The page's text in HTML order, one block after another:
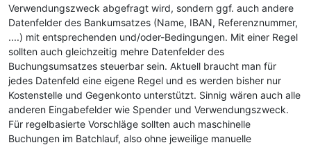
Verwendungszweck abgefragt wird, sondern ggf. auch andere
Datenfelder des Bankumsatzes (Name, IBAN, Referenznummer,
....) mit entsprechenden und/oder-Bedingungen. Mit einer Regel
sollten auch gleichzeitig mehre Datenfelder des
Buchungsumsatzes steuerbar sein. Aktuell braucht man für
jedes Datenfeld eine eigene Regel und es werden bisher nur
Kostenstelle und Gegenkonto unterstützt. Sinnig wären auch alle
anderen Eingabefelder wie Spender und Verwendungszweck.
Für regelbasierte Vorschläge sollten auch maschinelle
Buchungen im Batchlauf, also ohne jeweilige manuelle